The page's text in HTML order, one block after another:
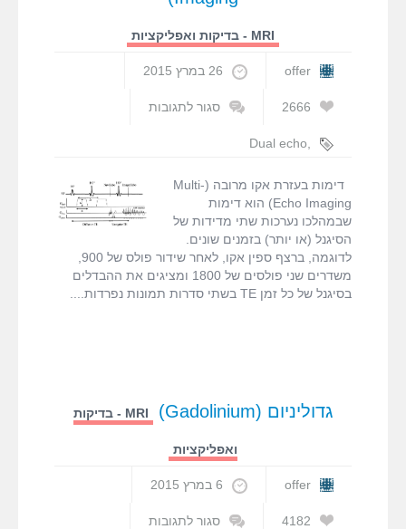
MRI - בדיקות ואפליקציות
offer 26 במרץ 2015
2666
סגור לתגובות
Imaging)
Dual echo
דימות בעזרת אקו מרובה (Multi-
Echo Imaging) הוא דימות
שבמהלכו נערכות שתי מדידות של
הסיגנל (או יותר) בזמנים שונים.
משדרים שני פולסים של 1800 ומציגים את ההבדלים
בסיגנל של כל זמן TE בשתי סדרות תמונות נפרדות.
גדוליניום (Gadolinium) MRI - בדיקות
ואפליקציות
offer 6 במרץ 2015
4182
סגור לתגובות